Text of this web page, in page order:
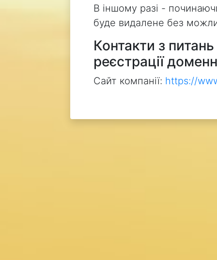
В іншому разі -
буде видалене без
Контакти з
реєстрації
Сайт компанії: https://